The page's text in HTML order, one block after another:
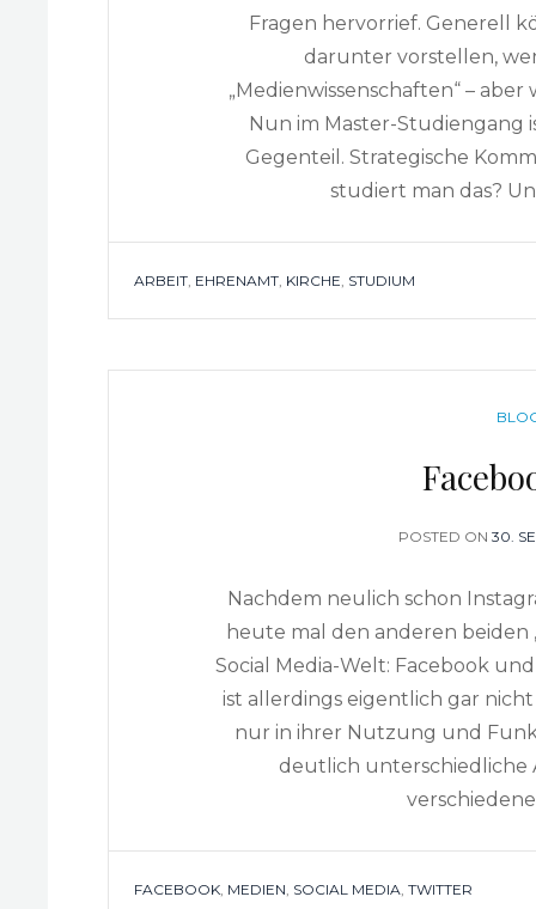
Fragen hervorrief. Generell
darunter vorstellen,
„Medienwissenschaften“ –
Nun im Master-Studiengang
Gegenteil. Strategische
studiert man das?
TAGS
ARBEIT, EHRENAMT, KIRCHE, STUDIUM
POSTED ON30.
Nachdem neulich schon
heute mal den anderen beiden
Social Media-Welt: Facebook
ist allerdings eigentlich gar
nur in ihrer Nutzung und
deutlich unterschiedliche
TAGS
FACEBOOK, MEDIEN, SOCIAL MEDIA,TWITTER